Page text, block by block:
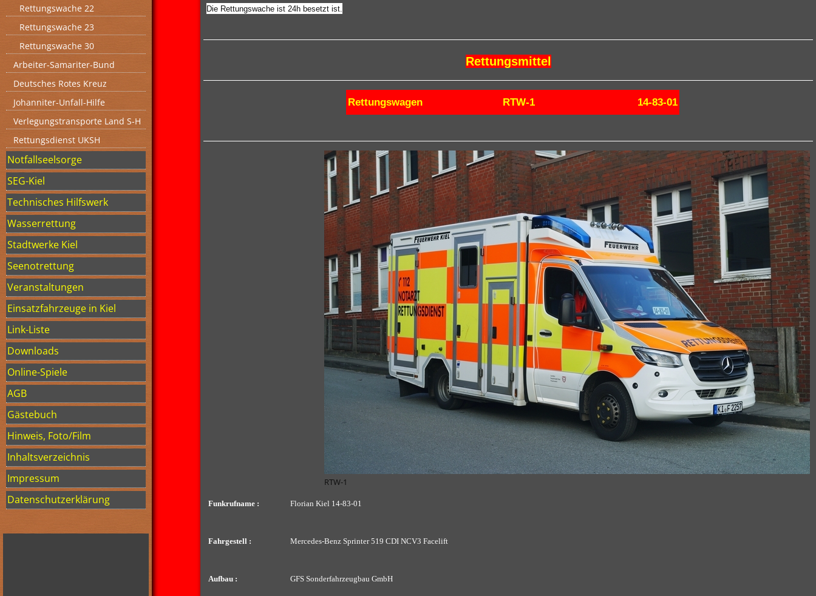
Rettungswache 22
Rettungswache 23
Rettungswache 30
Arbeiter-Samariter-Bund
Deutsches Rotes Kreuz
Johanniter-Unfall-Hilfe
Verlegungstransporte Land S-H
Rettungsdienst UKSH
Notfallseelsorge
SEG-Kiel
Technisches Hilfswerk
Wasserrettung
Stadtwerke Kiel
Seenotrettung
Veranstaltungen
Einsatzfahrzeuge in Kiel
Link-Liste
Downloads
Online-Spiele
AGB
Gästebuch
Hinweis, Foto/Film
Inhaltsverzeichnis
Impressum
Datenschutzerklärung
Die Rettungswache ist 24h besetzt ist.
Rettungsmittel
Rettungswagen RTW-1 14-83-01
RTW-1
Funkrufname : Florian Kiel 14-83-01
Fahrgestell : Mercedes-Benz Sprinter 519 CDI NCV3 Facelift
Aufbau : GFS Sonderfahrzeugbau GmbH